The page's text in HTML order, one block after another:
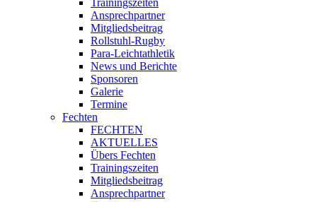
Trainingszeiten
Ansprechpartner
Mitgliedsbeitrag
Rollstuhl-Rugby
Para-Leichtathletik
News und Berichte
Sponsoren
Galerie
Termine
Fechten
FECHTEN
AKTUELLES
Übers Fechten
Trainingszeiten
Mitgliedsbeitrag
Ansprechpartner